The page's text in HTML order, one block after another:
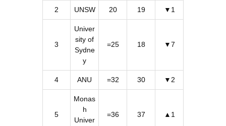
2 UNSW 20 19 ▼1
3
Univer
sity of
Sydne
y
=25 18 ▼7
4 ANU =32 30 ▼2
5
Monas
h
Univer
=36 37 ▲1